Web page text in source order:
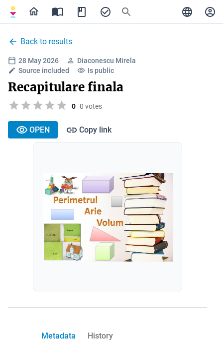
Back to results
28 May 2026
Diaconescu Mirela
Source included
Is public
Recapitulare finala
0 0 votes
OPEN Copy link
Metadata History